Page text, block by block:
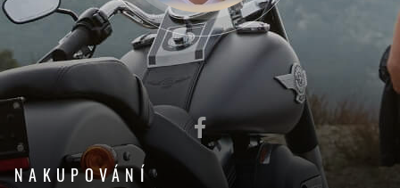
NAKUPOVÁNÍ